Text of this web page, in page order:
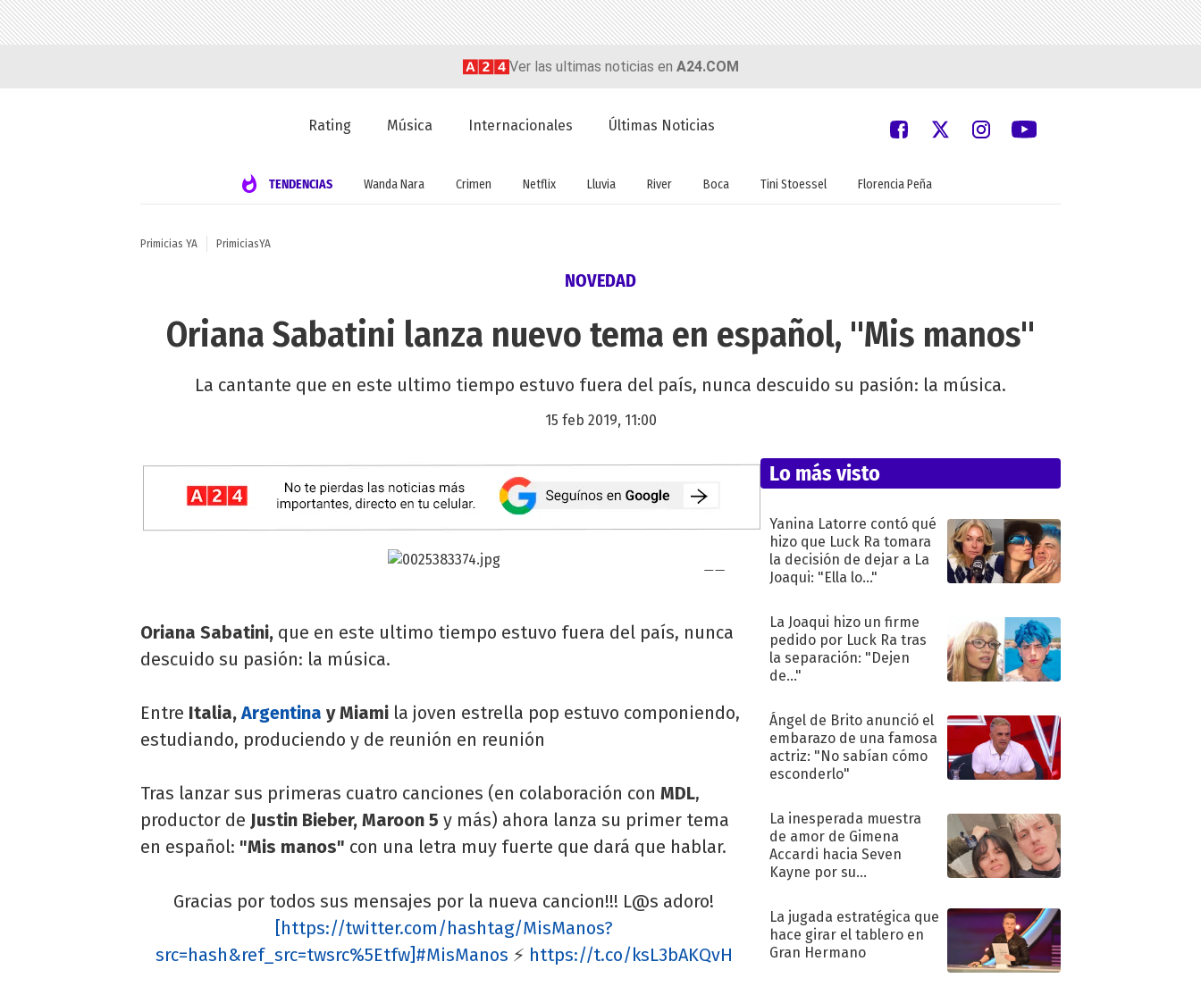
Ver las ultimas noticias en A24.COM
Rating Música Internacionales Últimas Noticias
TENDENCIAS Wanda Nara Crimen Netflix Lluvia River Boca Tini Stoessel Florencia Peña
Primicias YA PrimiciasYA
NOVEDAD
Oriana Sabatini lanza nuevo tema en español, "Mis manos"
La cantante que en este ultimo tiempo estuvo fuera del país, nunca descuido su pasión: la música.
15 feb 2019, 11:00
Oriana Sabatini, que en este ultimo tiempo estuvo fuera del país, nunca
descuido su pasión: la música.
Entre Italia,Argentina y Miami la joven estrella pop estuvo componiendo,
estudiando, produciendo y de reunión en reunión
Tras lanzar sus primeras cuatro canciones (en colaboración con MDL,
productor de Justin Bieber, Maroon 5 y más) ahora lanza su primer tema
en español: "Mis manos" con una letra muy fuerte que dará que hablar.
Gracias por todos sus mensajes por la nueva cancion!!! L@s adoro!
[https://twitter.com/hashtag/MisManos?
src=hash&ref_src=twsrc%5Etfw]#MisManos ⚡️ https://t.co/ksL3bAKQvH
Lo más visto
Yanina Latorre contó qué
hizo que Luck Ra tomara
la decisión de dejar a La
Joaqui: "Ella lo..."
La Joaqui hizo un firme
pedido por Luck Ra tras
la separación: "Dejen
de..."
Ángel de Brito anunció el
embarazo de una famosa
actriz: "No sabían cómo
esconderlo"
La inesperada muestra
de amor de Gimena
Accardi hacia Seven
Kayne por su
La jugada estratégica que
hace girar el tablero en
Gran Hermano